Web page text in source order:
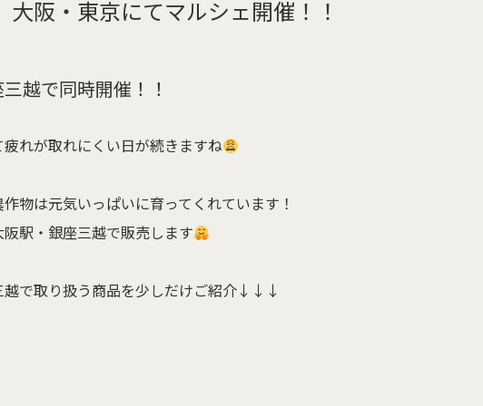
阪・東京にてマルシェ開催！！
越で同時開催！！
れが取れにくい日が続きますね
物は元気いっぱいに育ってくれています！
駅・銀座三越で販売します
で取り扱う商品を少しだけご紹介↓↓↓